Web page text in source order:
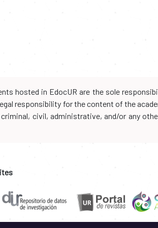
hosted in EdocUR are the sole
responsibility for the content of the
civil, administrative, and/or any